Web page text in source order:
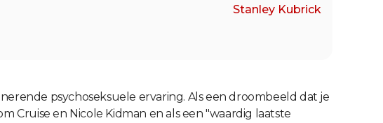
Stanley Kubrick
psychoseksuele ervaring. Als een droombeeld dat je
Cruise en Nicole Kidman en als een "waardig laatste